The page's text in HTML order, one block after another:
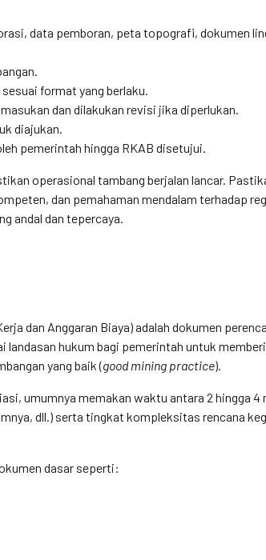
data pemboran, peta topografi, dokumen
format yang berlaku.
dan dilakukan revisi jika diperlukan.
diajukan.
pemerintah hingga RKAB disetujui.
operasional tambang berjalan lancar.
dan pemahaman mendalam terhadap
andal dan tepercaya.
dan Anggaran Biaya) adalah dokumen
landasan hukum bagi pemerintah untuk
yang baik (good mining practice).
umumnya memakan waktu antara 2 hingga 4
dll.) serta tingkat kompleksitas rencana
dasar seperti: